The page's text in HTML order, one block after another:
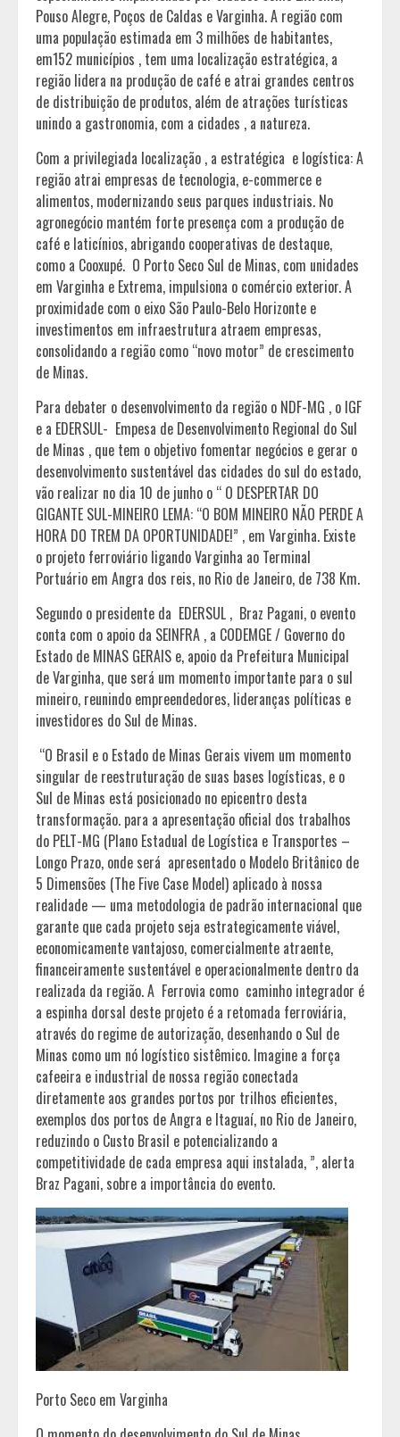
Pouso Alegre, Poços de Caldas e Varginha. A região com
uma população estimada em 3 milhões de habitantes,
em152 municípios , tem uma localização estratégica, a
região lidera na produção de café e atrai grandes centros
de distribuição de produtos, além de atrações turísticas
unindo a gastronomia, com a cidades , a natureza.
Com a privilegiada localização , a estratégica e logística: A
região atrai empresas de tecnologia, e-commerce e
alimentos, modernizando seus parques industriais. No
agronegócio mantém forte presença com a produção de
café e laticínios, abrigando cooperativas de destaque,
como a Cooxupé. O Porto Seco Sul de Minas, com unidades
em Varginha e Extrema, impulsiona o comércio exterior. A
proximidade com o eixo São Paulo-Belo Horizonte e
investimentos em infraestrutura atraem empresas,
consolidando a região como “novo motor” de crescimento
de Minas.
Para debater o desenvolvimento da região o NDF-MG , o IGF
e a EDERSUL- Empesa de Desenvolvimento Regional do Sul
de Minas , que tem o objetivo fomentar negócios e gerar o
desenvolvimento sustentável das cidades do sul do estado,
vão realizar no dia 10 de junho o “ O DESPERTAR DO
GIGANTE SUL-MINEIRO LEMA: “O BOM MINEIRO NÃO PERDE A
HORA DO TREM DA OPORTUNIDADE!” , em Varginha. Existe
o projeto ferroviário ligando Varginha ao Terminal
Portuário em Angra dos reis, no Rio de Janeiro, de 738 Km.
Segundo o presidente da EDERSUL , Braz Pagani, o evento
conta com o apoio da SEINFRA , a CODEMGE / Governo do
Estado de MINAS GERAIS e, apoio da Prefeitura Municipal
de Varginha, que será um momento importante para o sul
mineiro, reunindo empreendedores, lideranças políticas e
investidores do Sul de Minas.
“O Brasil e o Estado de Minas Gerais vivem um momento
singular de reestruturação de suas bases logísticas, e o
Sul de Minas está posicionado no epicentro desta
transformação. para a apresentação oficial dos trabalhos
do PELT-MG (Plano Estadual de Logística e Transportes –
Longo Prazo, onde será apresentado o Modelo Britânico de
5 Dimensões (The Five Case Model) aplicado à nossa
realidade — uma metodologia de padrão internacional que
garante que cada projeto seja estrategicamente viável,
economicamente vantajoso, comercialmente atraente,
financeiramente sustentável e operacionalmente dentro da
realizada da região. A Ferrovia como caminho integrador é
a espinha dorsal deste projeto é a retomada ferroviária,
através do regime de autorização, desenhando o Sul de
Minas como um nó logístico sistêmico. Imagine a força
cafeeira e industrial de nossa região conectada
diretamente aos grandes portos por trilhos eficientes,
exemplos dos portos de Angra e Itaguaí, no Rio de Janeiro,
reduzindo o Custo Brasil e potencializando a
competitividade de cada empresa aqui instalada, ”, alerta
Braz Pagani, sobre a importância do evento.
Porto Seco em Varginha